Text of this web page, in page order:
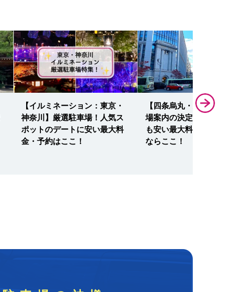
【イルミネーション：東京・
神奈川】厳選駐車場！人気ス
ポットのデートに安い最大料
金・予約はここ！
【四条烏丸・大丸京都】駐車
場案内の決定版！平日・土日
も安い最大料金・予約・無料
ならここ！